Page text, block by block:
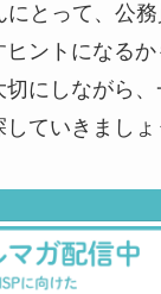
にとって、公
ントになる
にしながら
ていきましょ